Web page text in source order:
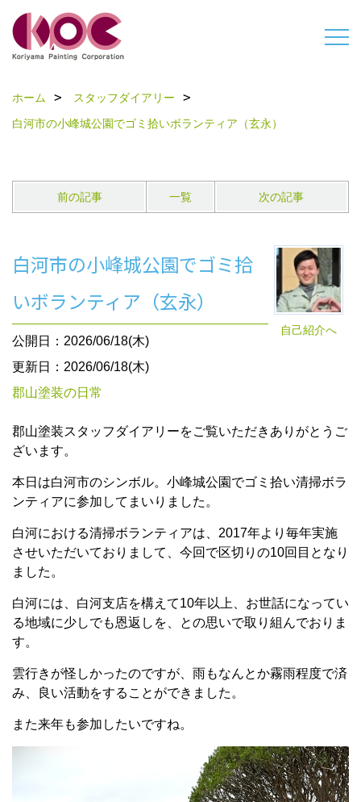
ホーム
スタッフダイアリー
白河市の小峰城公園でゴミ拾いボランティア（玄永）
前の記事 一覧 次の記事
自己紹介へ
白河市の小峰城公園でゴミ拾
いボランティア（玄永）
公開日：2026/06/18(木)
更新日：2026/06/18(木)
郡山塗装の日常
郡山塗装スタッフダイアリーをご覧いただきありがとうご
ざいます。
本日は白河市のシンボル。小峰城公園でゴミ拾い清掃ボラ
ンティアに参加してまいりました。
白河における清掃ボランティアは、2017年より毎年実施
させいただいておりまして、今回で区切りの10回目となり
ました。
白河には、白河支店を構えて10年以上、お世話になってい
る地域に少しでも恩返しを、との思いで取り組んでおりま
す。
雲行きが怪しかったのですが、雨もなんとか霧雨程度で済
み、良い活動をすることができました。
また来年も参加したいですね。